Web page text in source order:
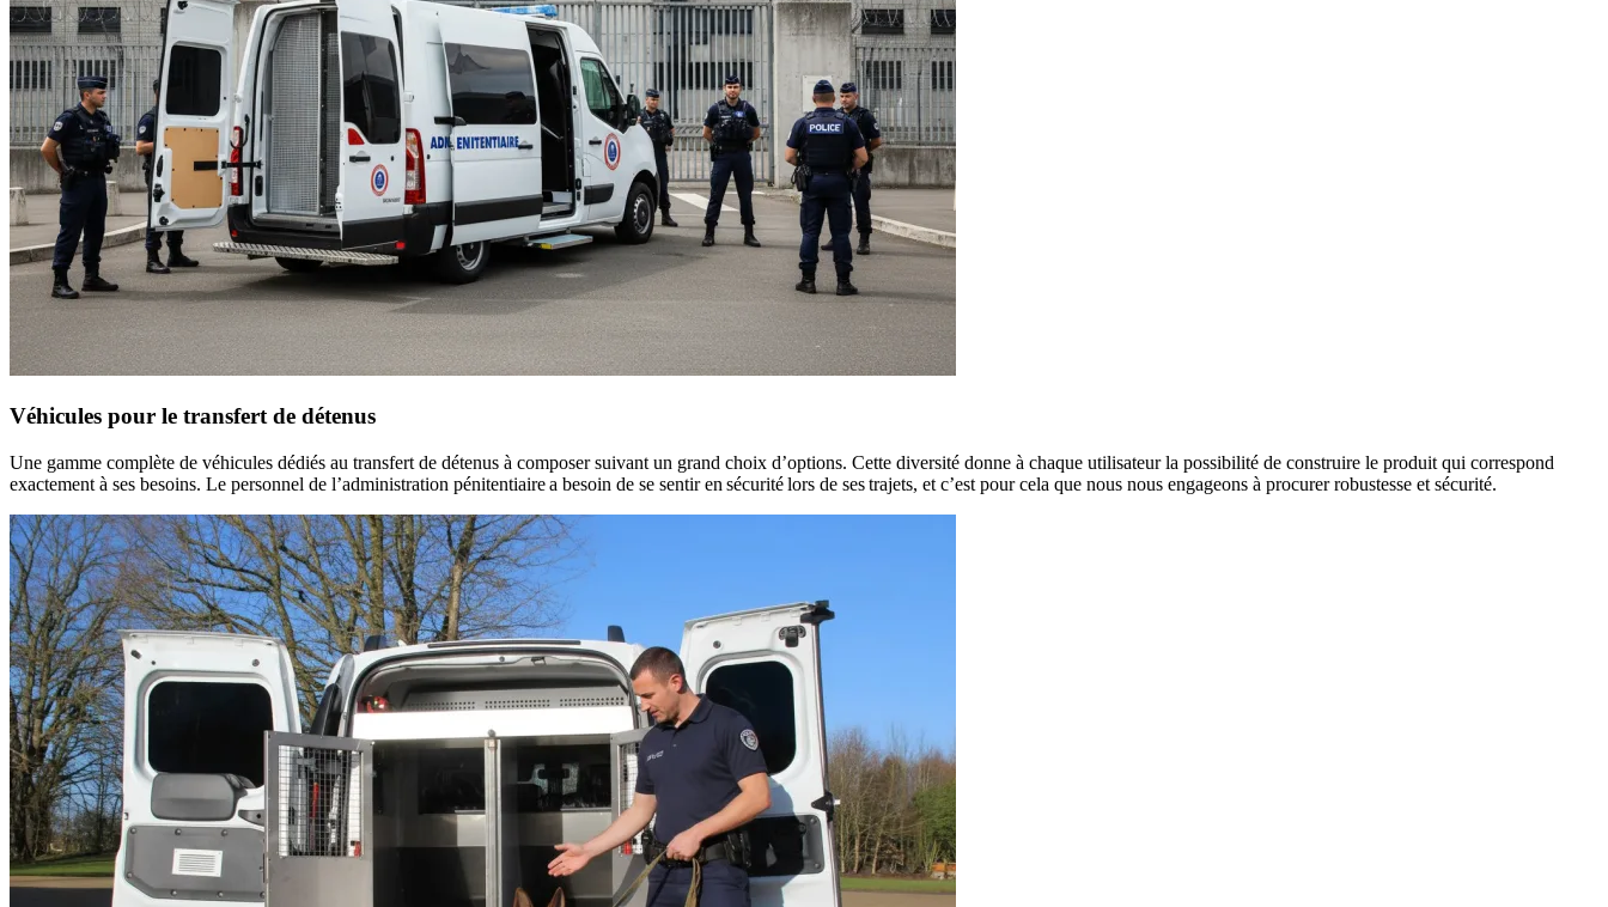
Véhicules pour le transfert de détenus
Une gamme complète de véhicules dédiés au transfert de détenus à composer suivant un grand choix d’options. Cette diversité donne à chaque utilisateur la possibilité de construire le produit qui correspond
exactement à ses besoins. Le personnel de l’administration pénitentiairea besoin de se sentir en sécuritélors de sestrajets, et c’est pour cela que nous nous engageons à procurer robustesse et sécurité.